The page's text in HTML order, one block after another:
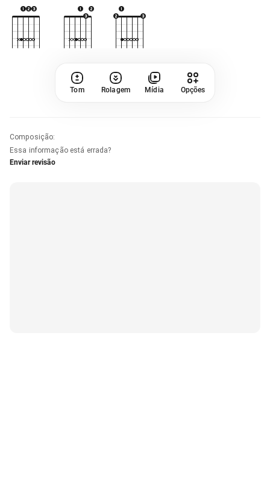
Tom Rolagem Mídia Opções
Composição:
Essa informação está errada?
Enviar revisão